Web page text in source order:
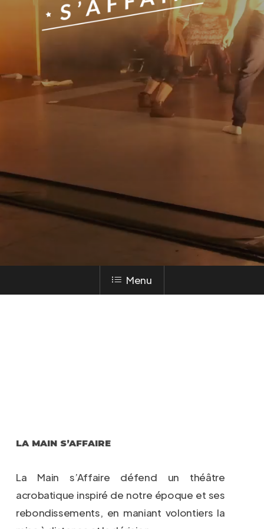
Menu
LA MAIN S’AFFAIRE
La Main s’Affaire défend un théâtre
acrobatique inspiré de notre époque et ses
rebondissements, en maniant volontiers la